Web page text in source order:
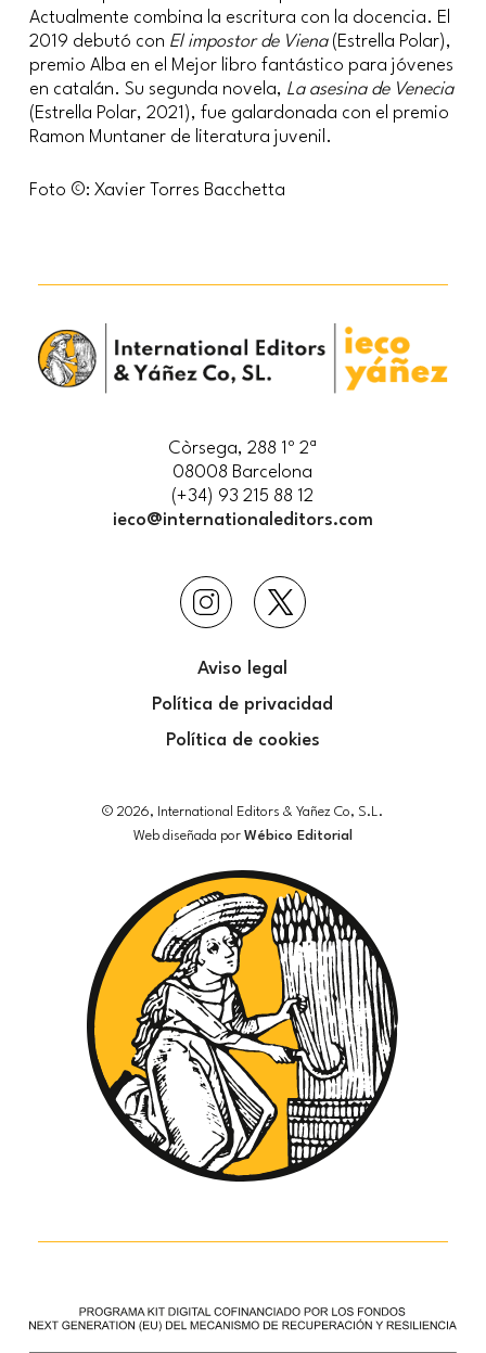
Actualmente combina la escritura con la docencia. El
2019 debutó con El impostor de Viena(Estrella Polar),
premio Alba en el Mejor libro fantástico para jóvenes
en catalán. Su segunda novela, La asesina de Venecia
(Estrella Polar, 2021), fue galardonada con el premio
Ramon Muntaner de literatura juvenil.
Foto ©: Xavier Torres Bacchetta
Còrsega, 288 1º 2ª
08008 Barcelona
(+34) 93 215 88 12
ieco@internationaleditors.com
Aviso legal
Política de privacidad
Política de cookies
© 2026, International Editors & Yañez Co, S.L.
Web diseñada por Wébico Editorial